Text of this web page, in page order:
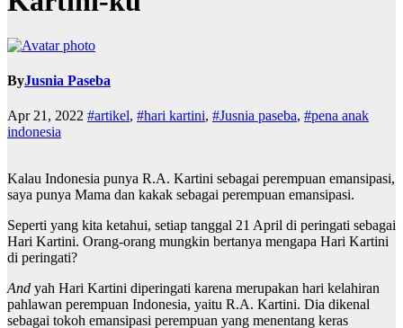
ByJusnia Paseba
Apr 21, 2022 #artikel, #hari kartini, #Jusnia paseba, #pena anak
indonesia
Kalau Indonesia punya R.A. Kartini sebagai perempuan emansipasi,
saya punya Mama dan kakak sebagai perempuan emansipasi.
Seperti yang kita ketahui, setiap tanggal 21 April di peringati sebagai
Hari Kartini. Orang-orang mungkin bertanya mengapa Hari Kartini
di peringati?
And yah Hari Kartini diperingati karena merupakan hari kelahiran
pahlawan perempuan Indonesia, yaitu R.A. Kartini. Dia dikenal
sebagai tokoh emansipasi perempuan yang menentang keras